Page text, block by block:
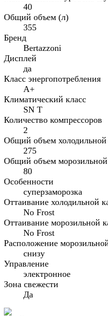
40
Общий объем (л)
355
Бренд
Bertazzoni
Дисплей
да
Класс энергопотребления
A+
Климатический класс
SN T
Количество компрессоров
2
Общий объем
275
Общий объем
80
Особенности
суперзаморозка
Оттаивание холодильной
No Frost
Оттаивание морозильной
No Frost
Расположение
снизу
Управление
электронное
Зона свежести
Да